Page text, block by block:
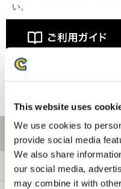
This website uses
We use cookies to
provide social media
We also share
our social media,
may combine it with
い。
ご利用情報
初めての方へ